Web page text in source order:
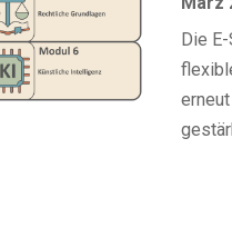
Die